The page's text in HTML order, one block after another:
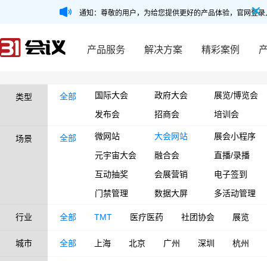
通知：尊敬的用户，为给您提供更好的产品体验，官网登
产品服务 解决方案 精彩案例
类型 全部 国际大会 政府大会
展览/博览会
发布会
招商会 培训会
场景 全部 微网站 大会网站
展会小程序
元宇宙大会
融合会
直播/录播
互动抽奖
会展营销
电子签到
门禁管理
数据大屏 多活动管理
行业 全部 TMT 医疗医药 社团协会 展览
城市 全部 上海 北京 广州 深圳 杭州